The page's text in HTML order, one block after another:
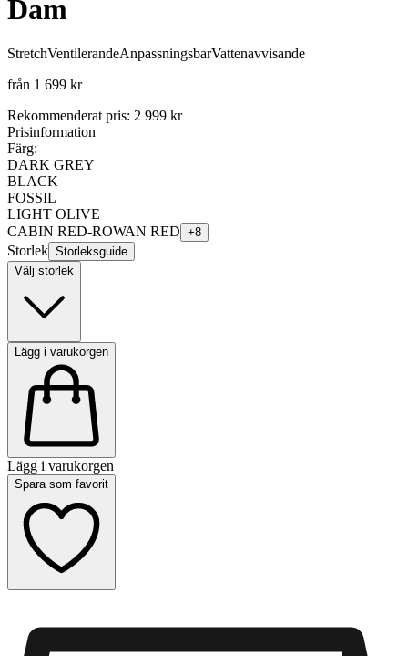
Dam
StretchVentilerandeAnpassningsbarVattenavvisande
från 1 699 kr
Rekommenderat pris: 2 999 kr
Prisinformation
Färg:
DARK GREY
BLACK
FOSSIL
LIGHT OLIVE
CABIN RED-ROWAN RED +8
Storlek Storleksguide
Välj storlek
Lägg i varukorgen
Lägg i varukorgen
Spara som favorit